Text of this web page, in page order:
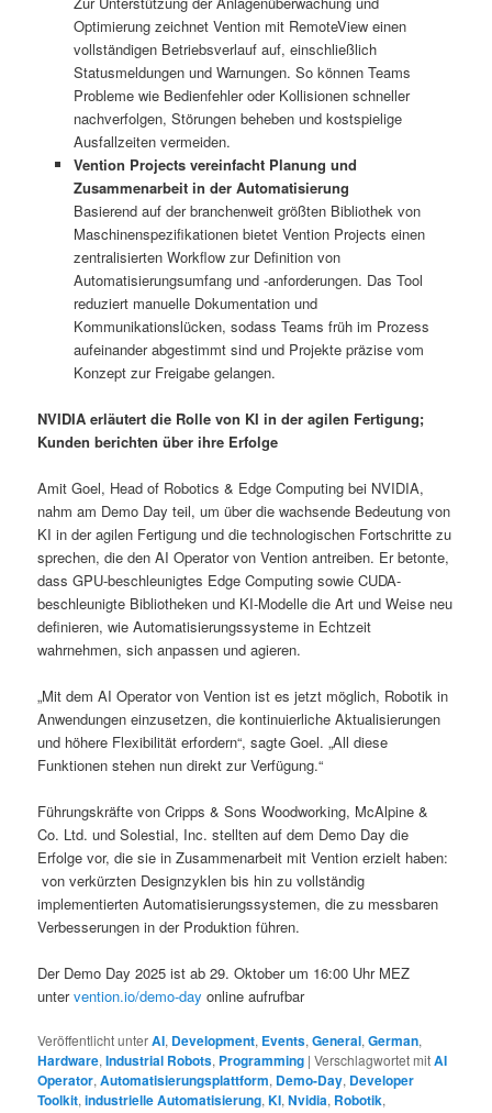
Optimierung zeichnet Vention mit RemoteView einen
vollständigen Betriebsverlauf auf, einschließlich
Statusmeldungen und Warnungen. So können Teams
Probleme wie Bedienfehler oder Kollisionen schneller
nachverfolgen, Störungen beheben und kostspielige
Ausfallzeiten vermeiden.
Vention Projects vereinfacht Planung und
Zusammenarbeit in der Automatisierung
Basierend auf der branchenweit größten Bibliothek von
Maschinenspezifikationen bietet Vention Projects einen
zentralisierten Workflow zur Definition von
Automatisierungsumfang und -anforderungen. Das Tool
reduziert manuelle Dokumentation und
Kommunikationslücken, sodass Teams früh im Prozess
aufeinander abgestimmt sind und Projekte präzise vom
Konzept zur Freigabe gelangen.
NVIDIA erläutert die Rolle von KI in der agilen Fertigung;
Kunden berichten über ihre Erfolge
Amit Goel, Head of Robotics & Edge Computing bei NVIDIA,
nahm am Demo Day teil, um über die wachsende Bedeutung von
KI in der agilen Fertigung und die technologischen Fortschritte zu
sprechen, die den AI Operator von Vention antreiben. Er betonte,
dass GPU-beschleunigtes Edge Computing sowie CUDA-
beschleunigte Bibliotheken und KI-Modelle die Art und Weise neu
definieren, wie Automatisierungssysteme in Echtzeit
wahrnehmen, sich anpassen und agieren.
„Mit dem AI Operator von Vention ist es jetzt möglich, Robotik in
Anwendungen einzusetzen, die kontinuierliche Aktualisierungen
und höhere Flexibilität erfordern“, sagte Goel. „All diese
Funktionen stehen nun direkt zur Verfügung.“
Führungskräfte von Cripps & Sons Woodworking, McAlpine &
Co. Ltd. und Solestial, Inc. stellten auf dem Demo Day die
Erfolge vor, die sie in Zusammenarbeit mit Vention erzielt haben:
von verkürzten Designzyklen bis hin zu vollständig
implementierten Automatisierungssystemen, die zu messbaren
Verbesserungen in der Produktion führen.
Der Demo Day 2025 ist ab 29. Oktober um 16:00 Uhr MEZ
untervention.io/demo-dayonline aufrufbar
Veröffentlicht unterAI, Development, Events,General,German,
Hardware,Industrial Robots, Programming |Verschlagwortet mitAI
Operator,Automatisierungsplattform, Demo-Day, Developer
Toolkit,industrielle Automatisierung,KI,Nvidia, Robotik,